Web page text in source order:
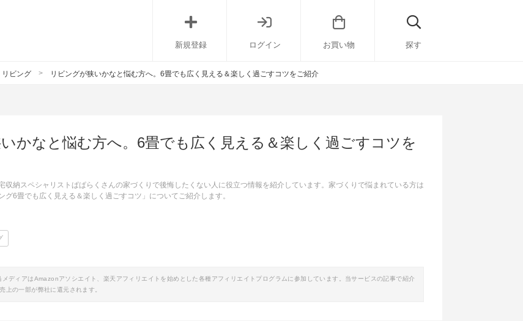
新規登録 ログイン お買い物 探す
リビング リビングが狭いかなと悩む方へ。6畳でも広く見える＆楽しく過ごすコツをご紹介
かなと悩む方へ。6畳でも広く見える＆楽しく過ごすコツを
収納スペシャリストぱぱらくさんの家づくりで後悔したくない人に役立つ情報を紹介しています。家づくりで悩まれている方は
グ6畳でも広く見える＆楽しく過ごすコツ」についてご紹介します。
ディアはAmazonアソシエイト、楽天アフィリエイトを始めとした各種アフィリエイトプログラムに参加しています。当サービスの記事で紹介
上の一部が弊社に還元されます。